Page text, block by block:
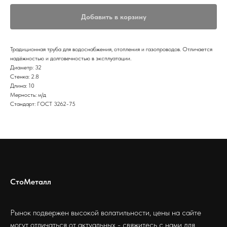
Добавить в корзину
Традиционная труба для водоснабжения, отопления и газопроводов. Отличается
надёжностью и долговечностью в эксплуатации.
Диаметр: 32
Стенка: 2.8
Длина: 10
Мерность: м/д
Стандарт: ГОСТ 3262-75
СтоМеталл
Рынок подвержен высокой волатильности, цены на сайте
могут отличаться от актуальных - свяжитесь с нами для